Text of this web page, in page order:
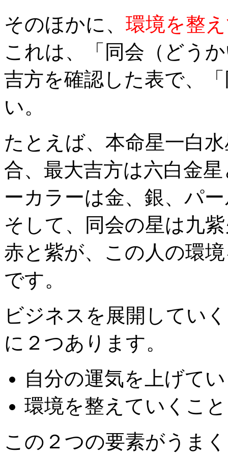
そのほかに、 環境を整
これは、「同会（どう
吉方を確認した表で、
い。
たとえば、本命星一白
合、最大吉方は六白金
ーカラーは金、銀、パ
そして、同会の星は九
赤と紫が、この人の環
です。
ビジネスを展開してい
に２つあります。
自分の運気を上げて
環境を整えていくこと
この２つの要素がうま